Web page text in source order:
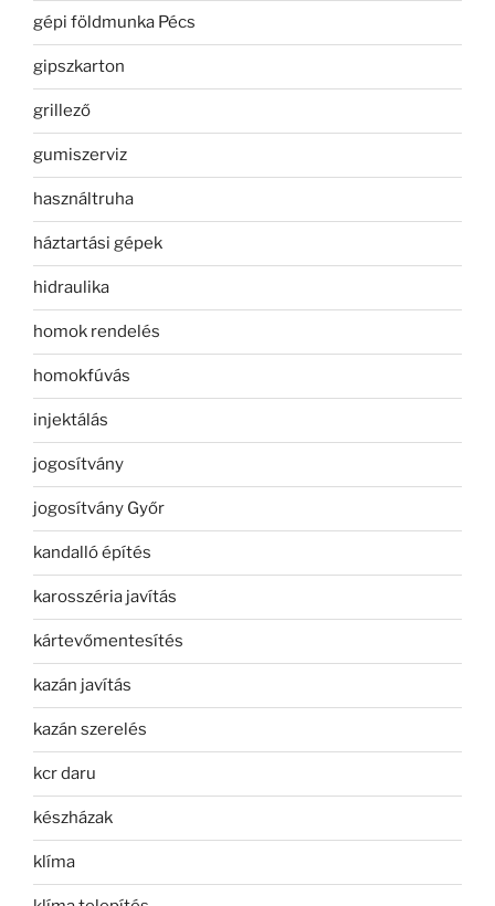
gépi földmunka Pécs
gipszkarton
grillező
gumiszerviz
használtruha
háztartási gépek
hidraulika
homok rendelés
homokfúvás
injektálás
jogosítvány
jogosítvány Győr
kandalló építés
karosszéria javítás
kártevőmentesítés
kazán javítás
kazán szerelés
kcr daru
készházak
klíma